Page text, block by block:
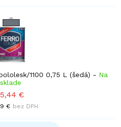
1100 0,75 L (šedá) - Na
sklade
€
€ bez DPH